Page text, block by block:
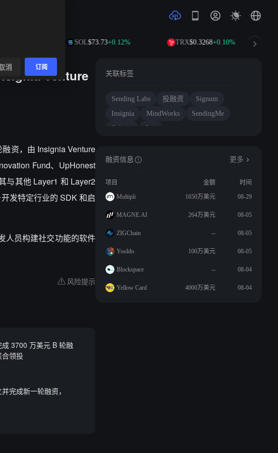
SOL$73.73+0.12% TRX$0.3268+0.10%
Venture
资，由 Insignia Venture
Fund、UpHonest
与其他 Layer1 和 Layer2
发特定行业的 SDK 和启
人员构建社交功能的软件
风险提示
3700 万美元 B 轮融
领投
完成新一轮融资，
关联标签
Sending Labs 投融资
Signum
Insignia
MindWorks
SendingMe
Solana
Sui
融资信息 更多
项目 金额
时间
Multipli
1650万美元 08-29
MAGNE.AI 264万美元 08-05
ZIGChain -- 08-05
Yooldo 100万美元 08-05
Blockspace -- 08-04
Yellow Card 4000万美元 08-04
消 订阅